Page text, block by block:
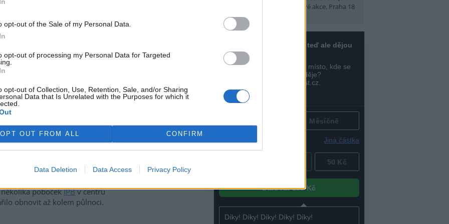
opt-out of the Sale of my Personal Data.
opt-out of processing my Personal Data for Targeted
opt-out of Collection, Use, Retention, Sale, and/or Sharing
Data that Is Unrelated with the Purposes for which it
OPT OUT FROM ALL CONFIRM
Data Deletion Data Access Privacy Policy
EkoListu
úterý 26. září, kdy se
anarchisté a mladí
centrum
zasedání
. Demonstranti se
skončil na Nuselském
pod Vyšehrad. V
dav zaútočil dlažebními
lahvemi na policisty, kteří
snažili zabránit. Pouliční
kdy profesionální
zničili výlohy a vybavení
a rozbily výlohy
pobočekIPBv centru
obnovit až kolem půlnoci.
(Tábory, výlety a pobytové akce, Praha 18